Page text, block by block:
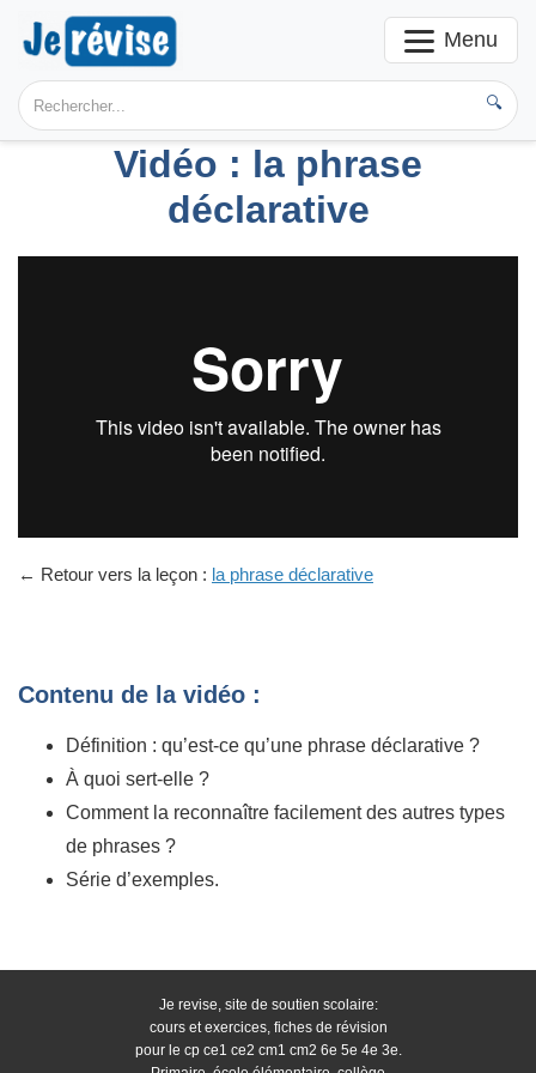
Menu
🔍
Vidéo : la phrase
déclarative
← Retour vers la leçon : la phrase déclarative
Contenu de la vidéo :
Définition : qu’est-ce qu’une phrase déclarative ?
À quoi sert-elle ?
Comment la reconnaître facilement des autres types
de phrases ?
Série d’exemples.
Je revise, site de soutien scolaire:
cours et exercices, fiches de révision
pour le cp ce1 ce2 cm1 cm2 6e 5e 4e 3e.